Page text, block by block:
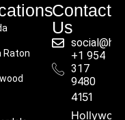
Raton
Contact
Us
+1 954
317
9480
4151